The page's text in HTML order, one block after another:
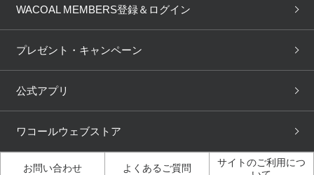
WACOAL Remamma Mens Innerwear
Licensed Brands
3Dボディスキャン
ニュース＆トピックス
ブラパン ワコールスタイル
大人の工場見学inベトナム
人間科学研究開発センター見
学
ガイド（マンガ）
WACOAL MEMBERS登録＆ログイン
プレゼント・キャンペーン
公式アプリ
ワコールウェブストア
お問い合わせ よくあるご質問
サイトのご利用につ